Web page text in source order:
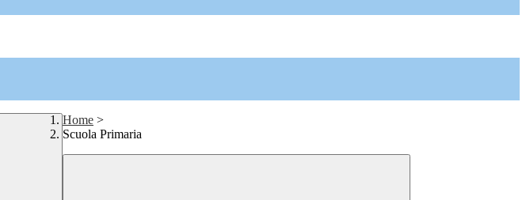
Home >
Scuola Primaria